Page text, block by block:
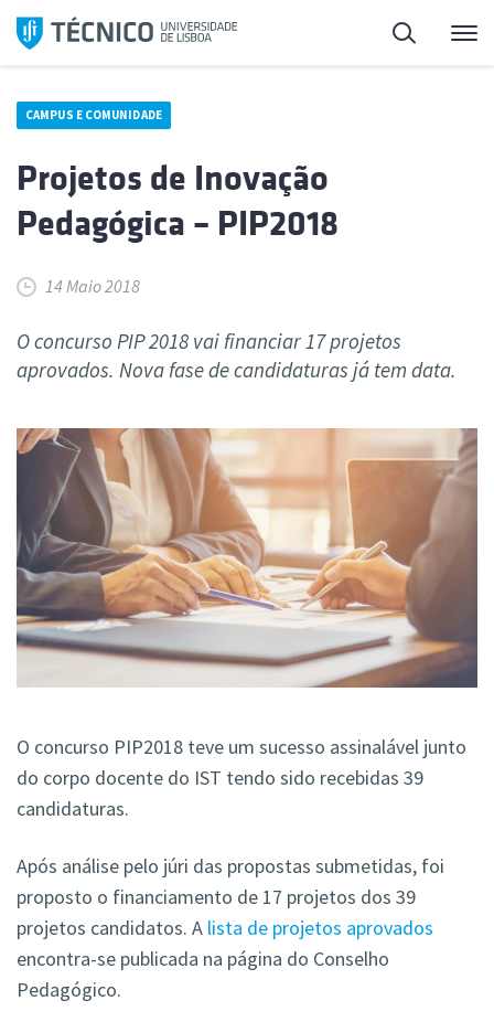
Saltar
para
Pesquisa
CAMPUS E COMUNIDADE
Projetos de Inovação
Pedagógica – PIP2018
14 Maio 2018
O concurso PIP 2018 vai financiar 17 projetos
aprovados. Nova fase de candidaturas já tem data.
O concurso PIP2018 teve um sucesso assinalável junto
do corpo docente do IST tendo sido recebidas 39
candidaturas.
Após análise pelo júri das propostas submetidas, foi
proposto o financiamento de 17 projetos dos 39
projetos candidatos. A lista de projetos aprovados
encontra-se publicada na página do Conselho
Pedagógico.